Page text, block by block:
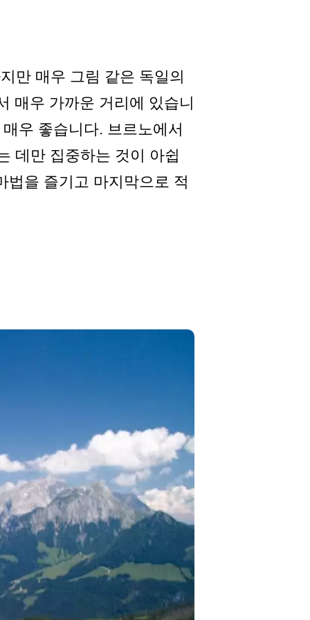
만 매우 그림 같은 독일의
매우 가까운 거리에 있습니
우 좋습니다. 브르노에서
데만 집중하는 것이 아쉽
법을 즐기고 마지막으로 적